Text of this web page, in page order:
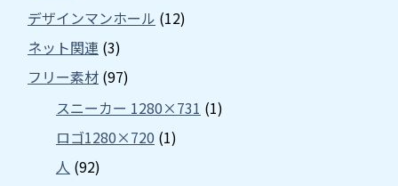
デザインマンホール (12)
ネット関連 (3)
フリー素材 (97)
スニーカー 1280×731 (1)
ロゴ1280×720 (1)
人 (92)